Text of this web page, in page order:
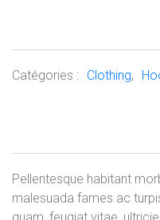
Catégories : Clothing,
Pellentesque habitant
malesuada fames ac
quam, feugiat vitae,